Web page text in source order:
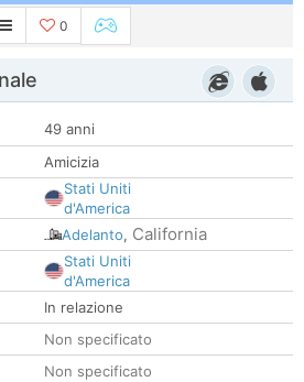
0
49 anni
Amicizia
Stati Uniti
d'America
Adelanto, California
Stati Uniti
d'America
In relazione
Non specificato
Non specificato